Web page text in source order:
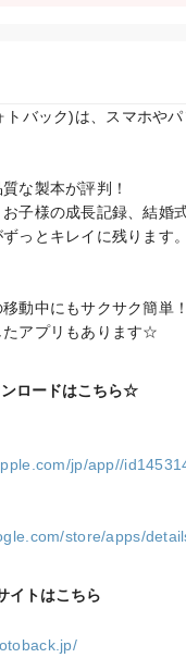
バック)は、スマホや
な製本が評判！
子様の成長記録、結婚
っとキレイに残ります。
動中にもサクサク簡単！
たアプリもあります☆
ロードはこちら☆
jp/app//
store/apps/
イトはこちら